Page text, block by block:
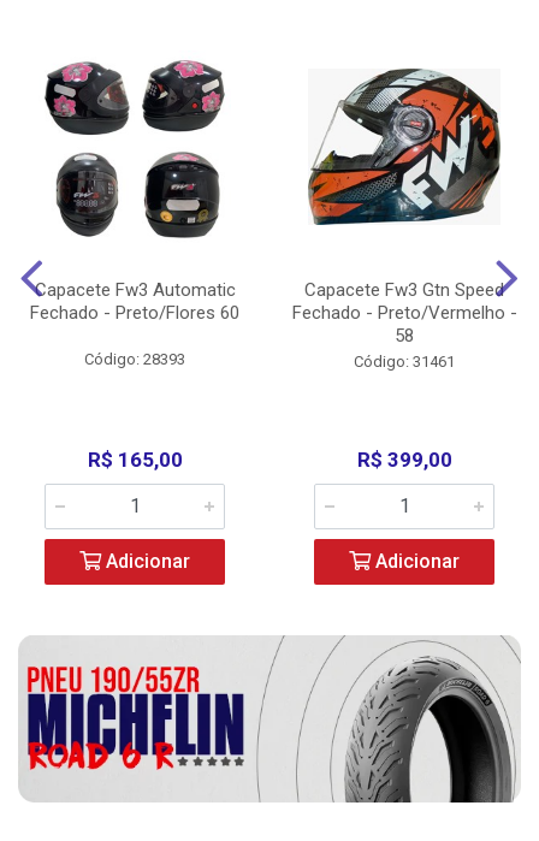
Capacete Fw3 Automatic
Fechado - Preto/Flores 60
Código: 28393
R$ 165,00
Adicionar
Capacete Fw3 Gtn Speed
Fechado - Preto/Vermelho -
58
Código: 31461
R$ 399,00
Adicionar